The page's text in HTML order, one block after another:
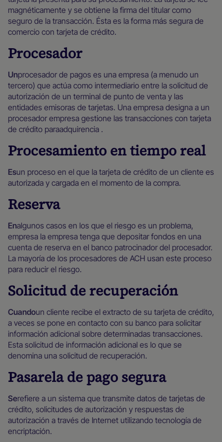
magnéticamente y se obtiene la firma del titular como
seguro de la transacción. Ésta es la forma más segura de
comercio con tarjeta de crédito.
Procesador
‍Unprocesador de pagos es una empresa (a menudo un
tercero) que actúa como intermediario entre la solicitud de
autorización de un terminal de punto de venta y las
entidades emisoras de tarjetas. Una empresa designa a un
procesador empresa gestione las transacciones con tarjeta
de crédito paraadquirencia .
Procesamiento en tiempo real
‍Esun proceso en el que la tarjeta de crédito de un cliente es
autorizada y cargada en el momento de la compra.
Reserva
‍Enalgunos casos en los que el riesgo es un problema,
empresa la empresa tenga que depositar fondos en una
cuenta de reserva en el banco patrocinador del procesador.
La mayoría de los procesadores de ACH usan este proceso
para reducir el riesgo.
Solicitud de recuperación
‍Cuandoun cliente recibe el extracto de su tarjeta de crédito,
a veces se pone en contacto con su banco para solicitar
información adicional sobre determinadas transacciones.
Esta solicitud de información adicional es lo que se
denomina una solicitud de recuperación.
Pasarela de pago segura
‍Serefiere a un sistema que transmite datos de tarjetas de
crédito, solicitudes de autorización y respuestas de
autorización a través de Internet utilizando tecnología de
encriptación.